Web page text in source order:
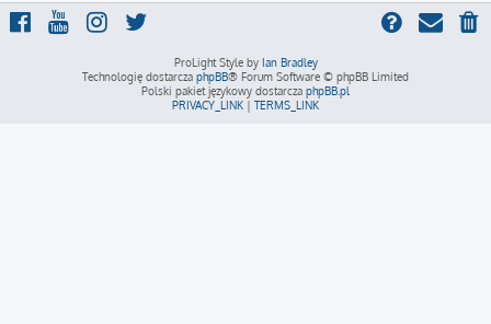
ProLight Style by Ian Bradley
Technologię dostarcza phpBB® Forum Software © phpBB Limited
Polski pakiet językowy dostarcza phpBB.pl
PRIVACY_LINK | TERMS_LINK